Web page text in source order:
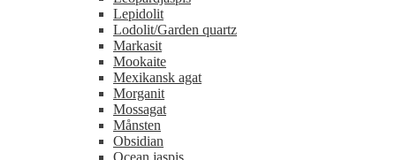
Lepidolit
Lodolit/Garden quartz
Markasit
Mookaite
Mexikansk agat
Morganit
Mossagat
Månsten
Obsidian
Ocean jaspis